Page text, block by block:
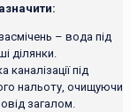
– вода під
ділянки.
під
нальоту, очищуючи
загалом.